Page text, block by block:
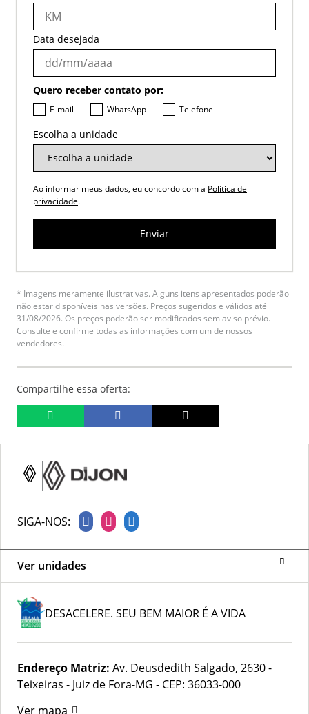
Data desejada
Quero receber contato por:
E-mail WhatsApp Telefone
Escolha a unidade
Ao informar meus dados, eu concordo com a Política de
privacidade.
Enviar
* Imagens meramente ilustrativas. Alguns itens apresentados poderão
não estar disponíveis nas versões. Preços sugeridos e válidos até
31/08/2026. Os preços poderão ser modificados sem aviso prévio.
Consulte e confirme todas as informações com um de nossos
vendedores.
Compartilhe essa oferta:
Ver unidades
SIGA-NOS:
DESACELERE. SEU BEM MAIOR É A VIDA
Endereço Matriz: Av. Deusdedith Salgado, 2630 -
Teixeiras - Juiz de Fora-MG - CEP: 36033-000
Ver mapa